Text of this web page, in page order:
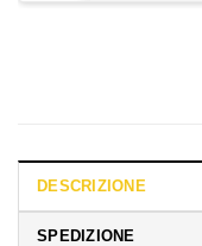
DESCRIZIONE
SPEDIZIONE